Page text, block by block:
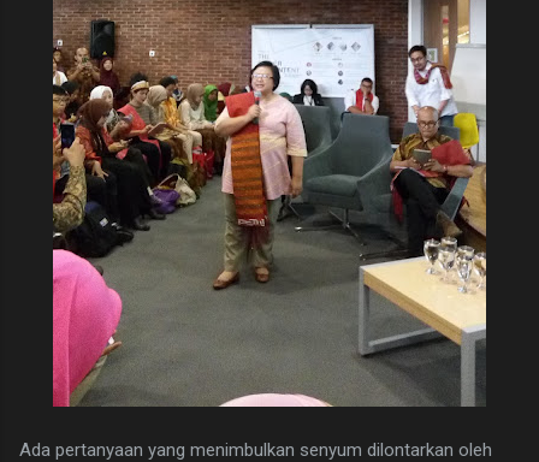
Ada pertanyaan yang menimbulkan senyum dilontarkan oleh